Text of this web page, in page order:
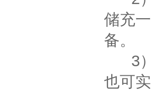
储充
备。
3）
也可